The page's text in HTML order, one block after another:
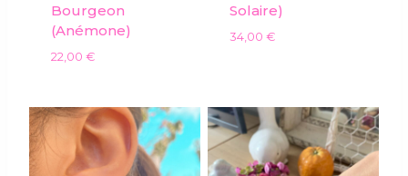
Bourgeon
(anémone)
22,00 €
Solaire)
34,00 €